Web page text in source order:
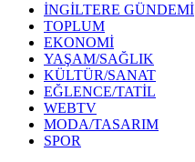
İNGİLTERE GÜNDEMİ
TOPLUM
EKONOMİ
YAŞAM/SAĞLIK
KÜLTÜR/SANAT
EĞLENCE/TATİL
WEBTV
MODA/TASARIM
SPOR